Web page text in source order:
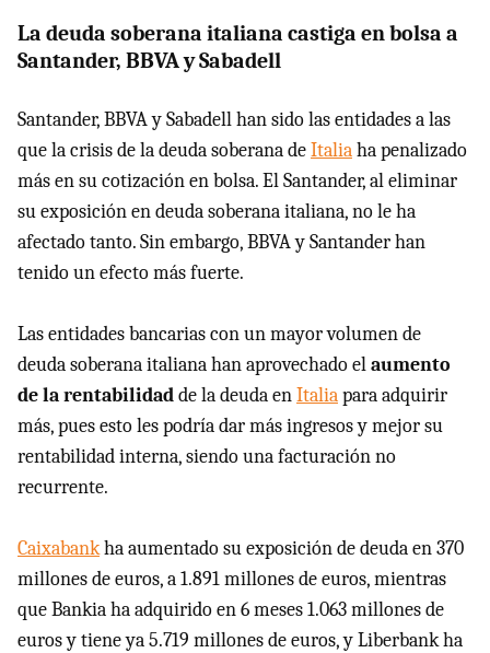
La deuda soberana italiana castiga en bolsa a
Santander, BBVA y Sabadell
Santander, BBVA y Sabadell han sido las entidades a las
que la crisis de la deuda soberana deItaliaha penalizado
más en su cotización en bolsa. El Santander, al eliminar
su exposición en deuda soberana italiana, no le ha
afectado tanto. Sin embargo, BBVA y Santander han
tenido un efecto más fuerte.
Las entidades bancarias con un mayor volumen de
deuda soberana italiana han aprovechado elaumento
de la rentabilidadde la deuda enItaliapara adquirir
más, pues esto les podría dar más ingresos y mejor su
rentabilidad interna, siendo una facturación no
recurrente.
Caixabankha aumentado su exposición de deuda en 370
millones de euros, a 1.891 millones de euros, mientras
que Bankia ha adquirido en 6 meses 1.063 millones de
euros y tiene ya 5.719 millones de euros, y Liberbank ha